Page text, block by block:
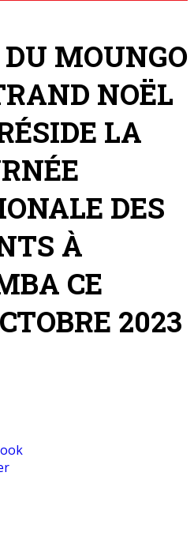
MOUNGO
NOËL
LA
DES
À
CE
2023